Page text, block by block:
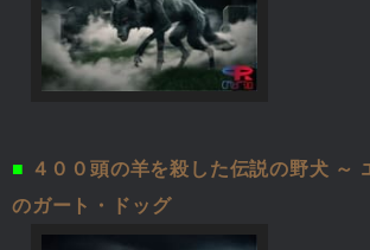
■ ４００頭の羊を殺した伝説の野犬 ～
のガート・ドッグ